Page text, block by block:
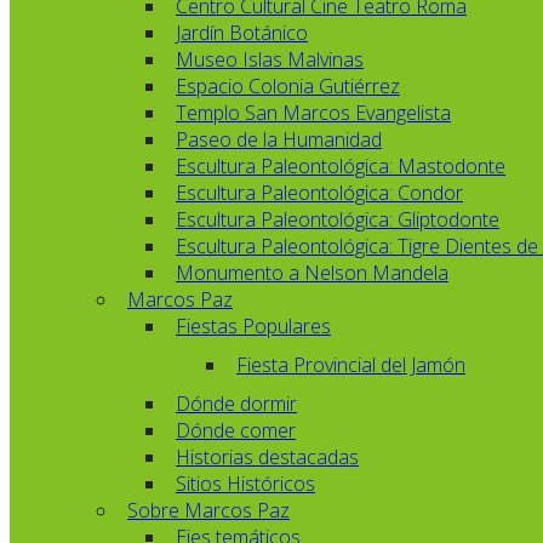
Centro Cultural Cine Teatro Roma
Jardín Botánico
Museo Islas Malvinas
Espacio Colonia Gutiérrez
Templo San Marcos Evangelista
Paseo de la Humanidad
Escultura Paleontológica: Mastodonte
Escultura Paleontológica: Condor
Escultura Paleontológica: Gliptodonte
Escultura Paleontológica: Tigre Dientes de
Monumento a Nelson Mandela
Marcos Paz
Fiestas Populares
Fiesta Provincial del Jamón
Dónde dormir
Dónde comer
Historias destacadas
Sitios Históricos
Sobre Marcos Paz
Ejes temáticos